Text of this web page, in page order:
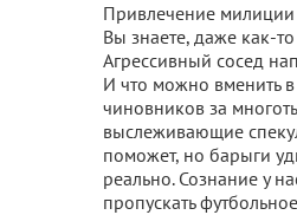
Привлечение милиции
Вы знаете, даже как-
Агрессивный сосед
И что можно вменить
чиновников за
выслеживающие
поможет, но барыги
реально. Сознание у
пропускать